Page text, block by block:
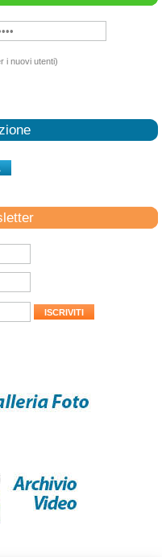
i nuovi utenti)
ISCRIVITI